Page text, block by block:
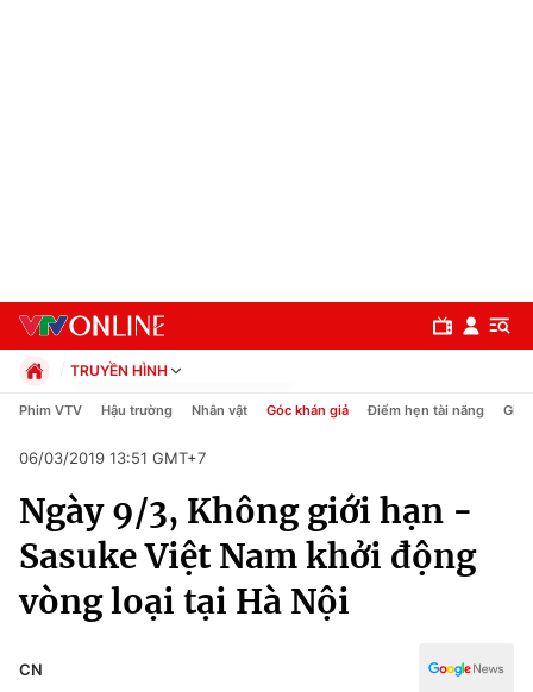
Chuyên mục
Chính trị
Xã hội
Pháp luật
TRUYỀN HÌNH
Chính trị
Pháp luật
Kinh tế
Thể thao
Truyền hình
Văn hóa - Giải trí
Y tế
Phim VTV Hậu trường Nhân vật Góc khán giả Điểm hẹn tài năng Giải
06/03/2019 13:51 GMT+7
Ngày 9/3, Không giới hạn -
Sasuke Việt Nam khởi động
vòng loại tại Hà Nội
CN